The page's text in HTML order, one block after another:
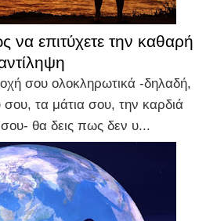
να επιτύχετε την καθαρή
σου ολοκληρωτικά -δηλαδή,
τα μάτια σου, την καρδιά
θα δεις πως δεν υ...